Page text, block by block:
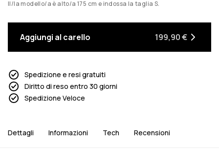
Il/la modello/a è alto/a 175 cm e indossa la taglia S.
Aggiungi al carello 199,90 €
Spedizione e resi gratuiti
Diritto di reso entro 30 giorni
Spedizione Veloce
Dettagli Informazioni Tech Recensioni